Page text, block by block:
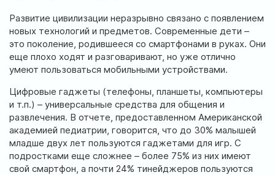
Контакты
Акции
0
Новости Отзывы
224
Расположение:
ул. Соборная, 128/1, г. Ирпень
Развитие цивилизации неразрывно связано с появлением
новых технологий и предметов. Современные дети –
это поколение, родившееся со смартфонами в руках. Они
еще плохо ходят и разговаривают, но уже отлично
умеют пользоваться мобильными устройствами.
Цифровые гаджеты (телефоны, планшеты, компьютеры
и т.п.) – универсальные средства для общения и
развлечения. В отчете, предоставленном Американской
академией педиатрии, говорится, что до 30% малышей
младше двух лет пользуются гаджетами для игр. С
подростками еще сложнее – более 75% из них имеют
свой смартфон, а почти 24% тинейджеров пользуются